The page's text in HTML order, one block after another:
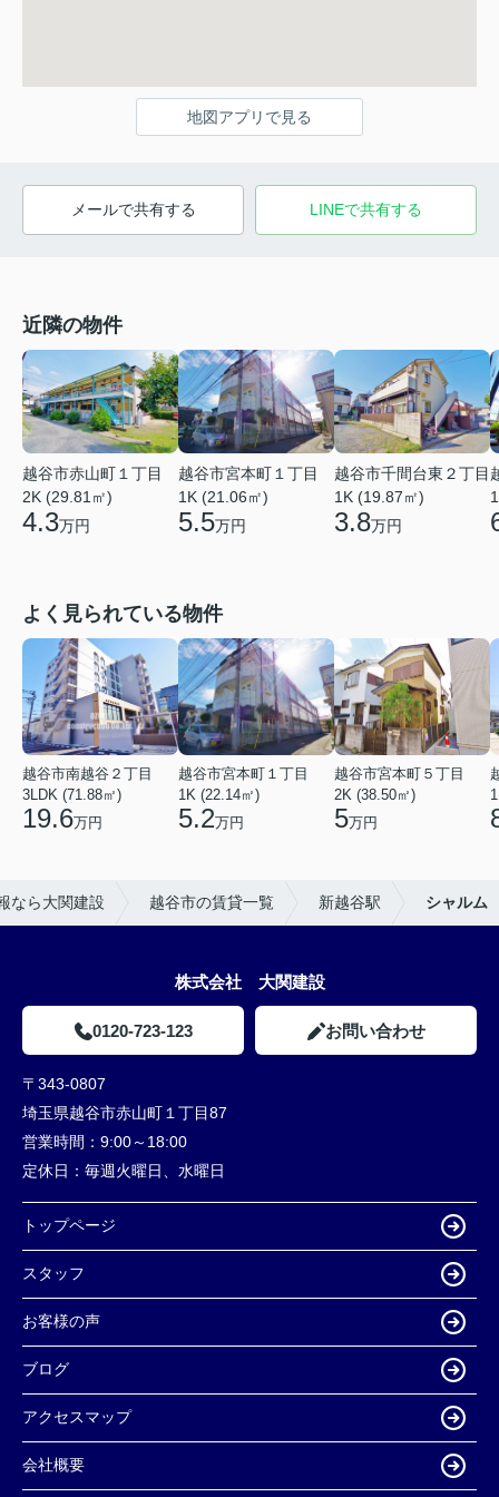
地図アプリで見る
メールで共有する LINEで共有する
近隣の物件
越谷市赤山町１丁目
2K (29.81㎡)
4.3万円
越谷市宮本町１丁目
1K (21.06㎡)
5.5万円
越谷市千間台東２丁目
1K (19.87㎡)
3.8万円
よく見られている物件
越谷市南越谷２丁目
3LDK (71.88㎡)
19.6万円
越谷市宮本町１丁目
1K (22.14㎡)
5.2万円
越谷市宮本町５丁目
2K (38.50㎡)
5万円
なら大関建設 越谷市の賃貸一覧 新越谷駅 シャルム
株式会社 大関建設
0120-723-123 お問い合わせ
〒343-0807
埼玉県越谷市赤山町１丁目87
営業時間： 9:00～18:00
定休日： 毎週火曜日、水曜日
トップページ
スタッフ
お客様の声
ブログ
アクセスマップ
会社概要